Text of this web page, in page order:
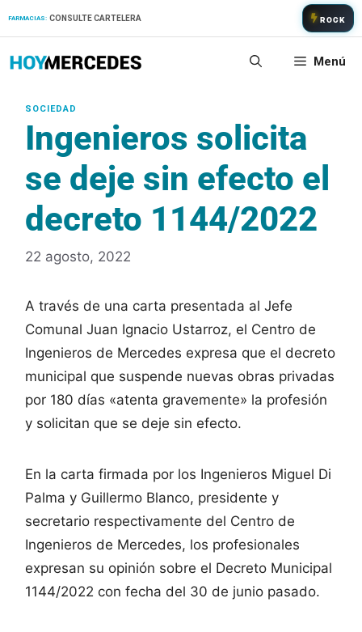
FARMACIAS: CONSULTE CARTELERA ROCK
Menú
Ingenieros solicita
se deje sin efecto el
decreto 1144/2022
22 agosto, 2022
A través de una carta presentada al Jefe
Comunal Juan Ignacio Ustarroz, el Centro de
Ingenieros de Mercedes expresa que el decreto
municipal que suspende nuevas obras privadas
por 180 días «atenta gravemente» la profesión
y solicitan que se deje sin efecto.
En la carta firmada por los Ingenieros Miguel Di
Palma y Guillermo Blanco, presidente y
secretario respectivamente del Centro de
Ingenieros de Mercedes, los profesionales
expresan su opinión sobre el Decreto Municipal
1144/2022 con fecha del 30 de junio pasado.